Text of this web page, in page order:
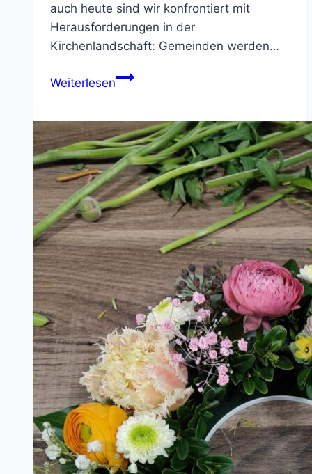
auch heute sind wir konfrontiert mit
Herausforderungen in der
Kirchenlandschaft: Gemeinden werden…
WeiterlesenJubiläum
Georg